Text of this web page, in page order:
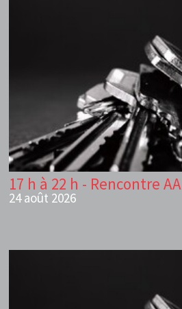
17 h à 22 h - Rencontre AA
24 août 2026